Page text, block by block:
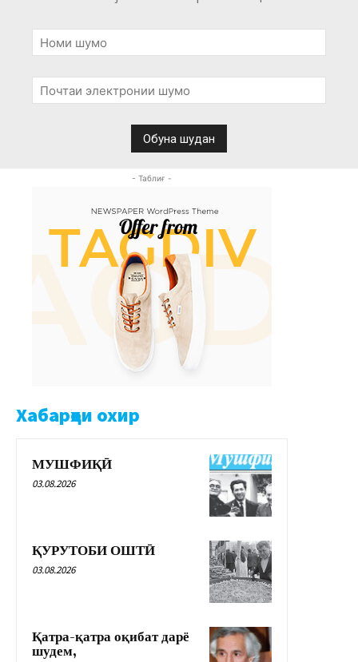
- Таблиғ -
Хабарҳои охир
МУШФИҚӢ
03.08.2026
ҚУРУТОБИ ОШТӢ
03.08.2026
Қатра-қатра оқибат дарё
шудем,